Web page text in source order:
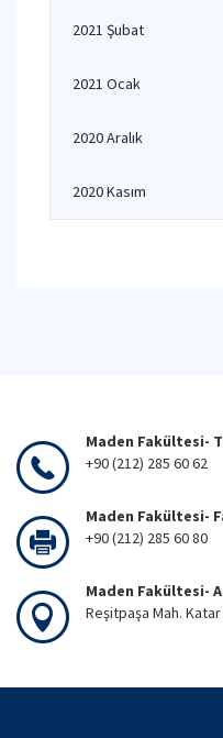
2021 Şubat
2021 Ocak
2020 Aralık
2020 Kasım
Maden Fakültesi-
+90 (212) 285 60 62
Maden Fakültesi-
+90 (212) 285 60 80
Maden Fakültesi-
Reşitpaşa Mah.